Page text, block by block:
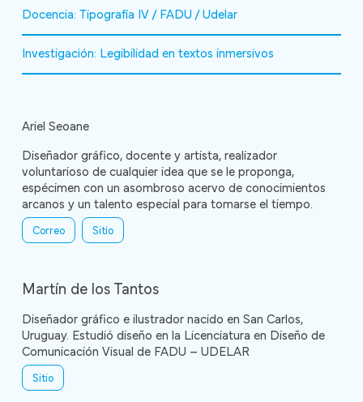
Docencia: Tipografía IV / FADU / Udelar
Investigación: Legibilidad en textos inmersivos
Ariel Seoane
Diseñador gráfico, docente y artista, realizador
voluntarioso de cualquier idea que se le proponga,
espécimen con un asombroso acervo de conocimientos
arcanos y un talento especial para tomarse el tiempo.
Correo Sitio
Martín de los Tantos
Diseñador gráfico e ilustrador nacido en San Carlos,
Uruguay. Estudió diseño en la Licenciatura en Diseño de
Comunicación Visual de FADU – UDELAR
Sitio